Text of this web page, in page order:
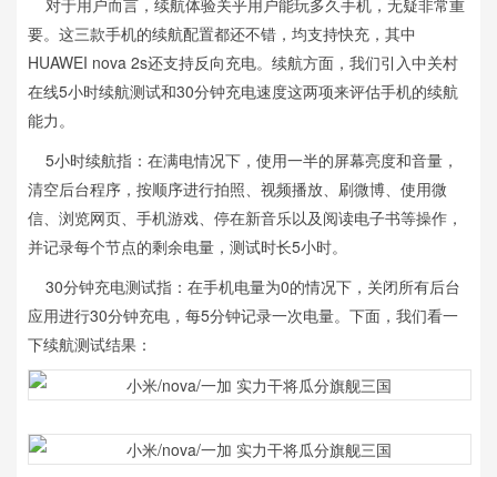
对于用户而言，续航体验关乎用户能玩多久手机，无疑非常重
要。这三款手机的续航配置都还不错，均支持快充，其中
HUAWEI nova 2s还支持反向充电。续航方面，我们引入中关村
在线5小时续航测试和30分钟充电速度这两项来评估手机的续航
能力。
5小时续航指：在满电情况下，使用一半的屏幕亮度和音量，
清空后台程序，按顺序进行拍照、视频播放、刷微博、使用微
信、浏览网页、手机游戏、停在新音乐以及阅读电子书等操作，
并记录每个节点的剩余电量，测试时长5小时。
30分钟充电测试指：在手机电量为0的情况下，关闭所有后台
应用进行30分钟充电，每5分钟记录一次电量。下面，我们看一
下续航测试结果：